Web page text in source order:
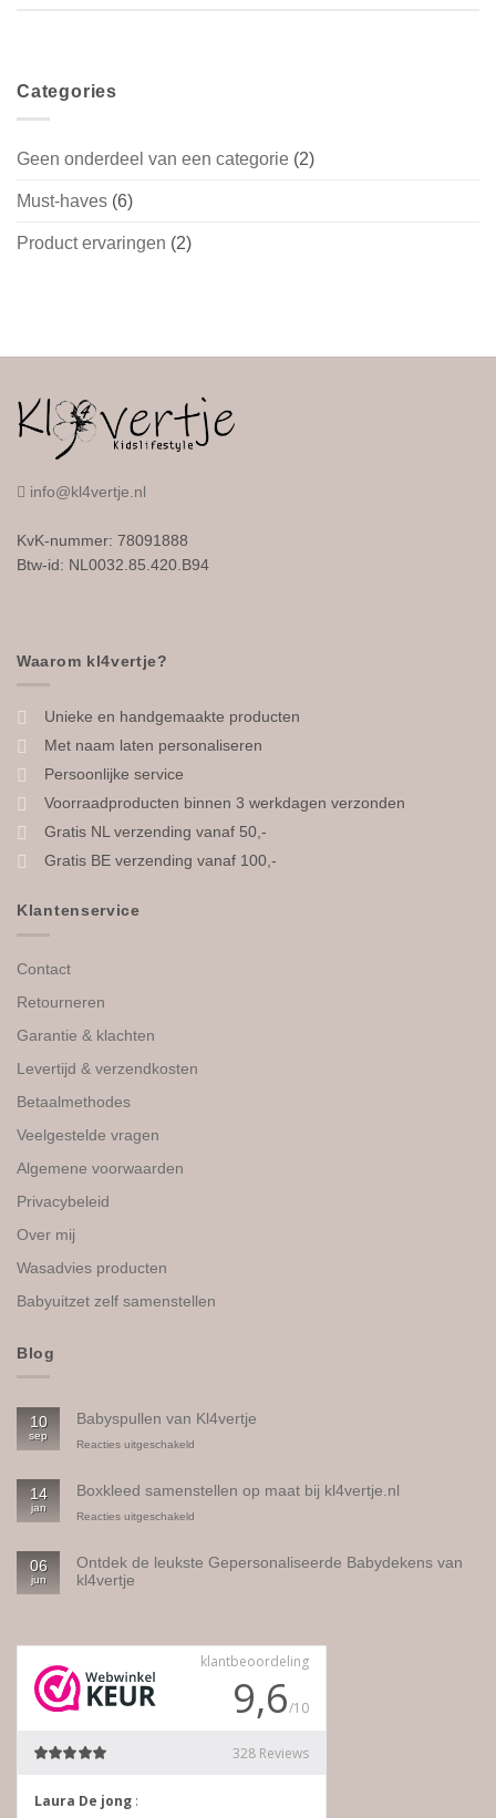
Categories
Geen onderdeel van een categorie (2)
Must-haves (6)
Product ervaringen (2)
info@kl4vertje.nl
KvK-nummer: 78091888
Btw-id: NL0032.85.420.B94
Waarom kl4vertje?
Unieke en handgemaakte producten
Met naam laten personaliseren
Persoonlijke service
Voorraadproducten binnen 3 werkdagen verzonden
Gratis NL verzending vanaf 50,-
Gratis BE verzending vanaf 100,-
Klantenservice
Contact
Retourneren
Garantie & klachten
Levertijd & verzendkosten
Betaalmethodes
Veelgestelde vragen
Algemene voorwaarden
Privacybeleid
Over mij
Wasadvies producten
Babyuitzet zelf samenstellen
Blog
10
sep
Babyspullen van Kl4vertje
Reacties uitgeschakeld
Kl4vertje
14
jan
Boxkleed samenstellen op maat bij kl4vertje.nl
Reacties uitgeschakeld
op
06
jun
Ontdek de leukste Gepersonaliseerde Babydekens van
kl4vertje
Gepersonaliseerde
Babydekens
van
kl4vertje